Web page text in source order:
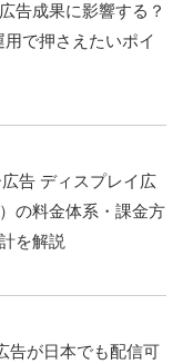
告成果に影響する？
で押さえたいポイ
告 ディスプレイ広
の料金体系・課金方
を解説
告が日本でも配信可